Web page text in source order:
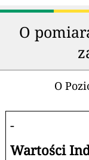
O
O
-
Wartości